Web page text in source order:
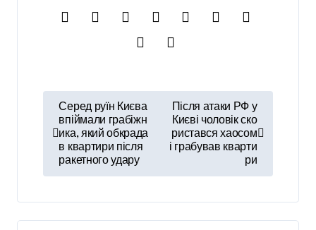
і
а
Серед руїн Києва
впіймали грабіжн
ика, який обкрада
в квартири після
ракетного удару
Після атаки РФ у
Києві чоловік ско
ристався хаосом
і грабував кварти
ри